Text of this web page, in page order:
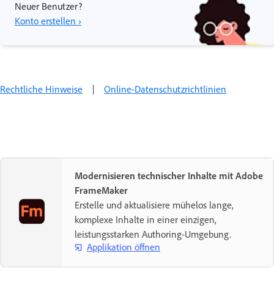
Neuer Benutzer?
Konto erstellen ›
Rechtliche Hinweise | Online-Datenschutzrichtlinien
Modernisieren technischer Inhalte mit Adobe
FrameMaker
Erstelle und aktualisiere mühelos lange,
komplexe Inhalte in einer einzigen,
leistungsstarken Authoring-Umgebung.
Applikation öffnen